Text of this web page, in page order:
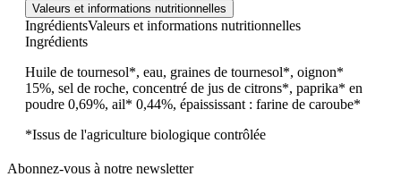
Valeurs et informations nutritionnelles
IngrédientsValeurs et informations nutritionnelles
Ingrédients
Huile de tournesol*, eau, graines de tournesol*, oignon*
15%, sel de roche, concentré de jus de citrons*, paprika* en
poudre 0,69%, ail* 0,44%, épaississant : farine de caroube*
*Issus de l'agriculture biologique contrôlée
Abonnez-vous à notre newsletter